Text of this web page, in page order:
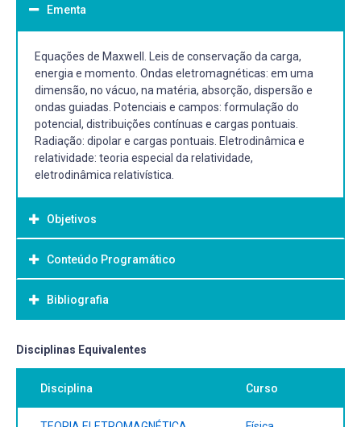
Ementa
Equações de Maxwell. Leis de conservação da carga,
energia e momento. Ondas eletromagnéticas: em uma
dimensão, no vácuo, na matéria, absorção, dispersão e
ondas guiadas. Potenciais e campos: formulação do
potencial, distribuições contínuas e cargas pontuais.
Radiação: dipolar e cargas pontuais. Eletrodinâmica e
relatividade: teoria especial da relatividade,
eletrodinâmica relativística.
Objetivos
Objetivo Geral:
Introduzir tópicos avançados de Teoria Eletromagnética
não contemplados em cursos fundamentais. A disciplina
das leis fundamentais da Teoria Eletromagnética que
complementem sua formação na área.
Conteúdo Programático
Unidade 1 – Equações de Maxwell
Eletrodinâmica antes de Maxwell
Equações de Maxwell
Equações de Maxwell na matéria
Unidade 2 – Leis de conservação
Conservação da carga e energia
Conservação do momento
Bibliografia
Bibliografia Básica:
GRIFFITHS, David J. Eletrodinâmica. 3. ed. -. São Paulo:
Pearson, 2011. xv, 402 p. ISBN 9788576058861
JACKSON, John David. Classical electrodynamics. 3. ed.
Hoboken: John Wiley & Sons, c1999. 808 p. ISBN
Disciplinas Equivalentes
Disciplina Curso